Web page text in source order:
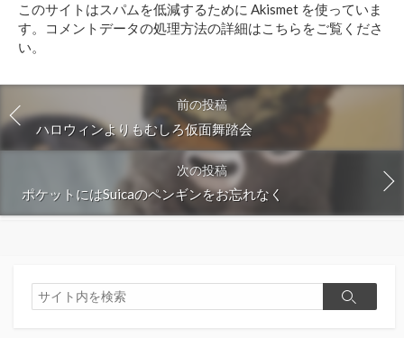
す
る
このサイトはスパムを低減するために Akismet を使っていま
す。
コメントデータの処理方法の詳細はこちらをご覧くださ
い。
前の投稿
ハロウィンよりもむしろ仮面舞踏会
次の投稿
ポケットにはSuicaのペンギンをお忘れなく
検
索
検